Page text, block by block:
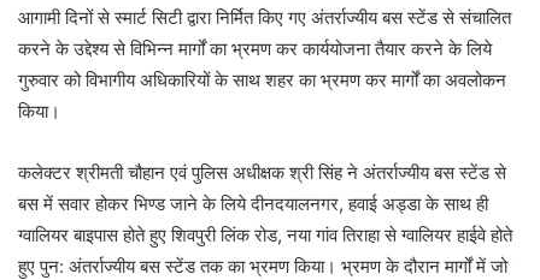
आगामी दिनों से स्मार्ट सिटी द्वारा निर्मित किए गए अंतर्राज्यीय बस स्टेंड से संचालित
करने के उद्देश्य से विभिन्न मार्गों का भ्रमण कर कार्ययोजना तैयार करने के लिये
गुरुवार को विभागीय अधिकारियों के साथ शहर का भ्रमण कर मार्गों का अवलोकन
किया।
कलेक्टर श्रीमती चौहान एवं पुलिस अधीक्षक श्री सिंह ने अंतर्राज्यीय बस स्टेंड से
बस में सवार होकर भिण्ड जाने के लिये दीनदयालनगर, हवाई अड्डा के साथ ही
ग्वालियर बाइपास होते हुए शिवपुरी लिंक रोड, नया गांव तिराहा से ग्वालियर हाईवे होते
हुए पुन: अंतर्राज्यीय बस स्टेंड तक का भ्रमण किया। भ्रमण के दौरान मार्गों में जो